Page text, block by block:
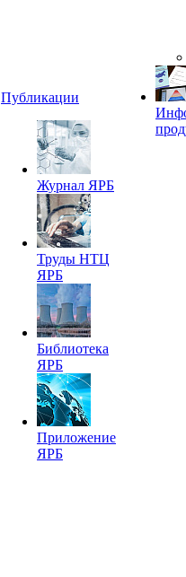
Публикации
Журнал ЯРБ
Труды НТЦ
ЯРБ
Библиотека
ЯРБ
Приложение
ЯРБ